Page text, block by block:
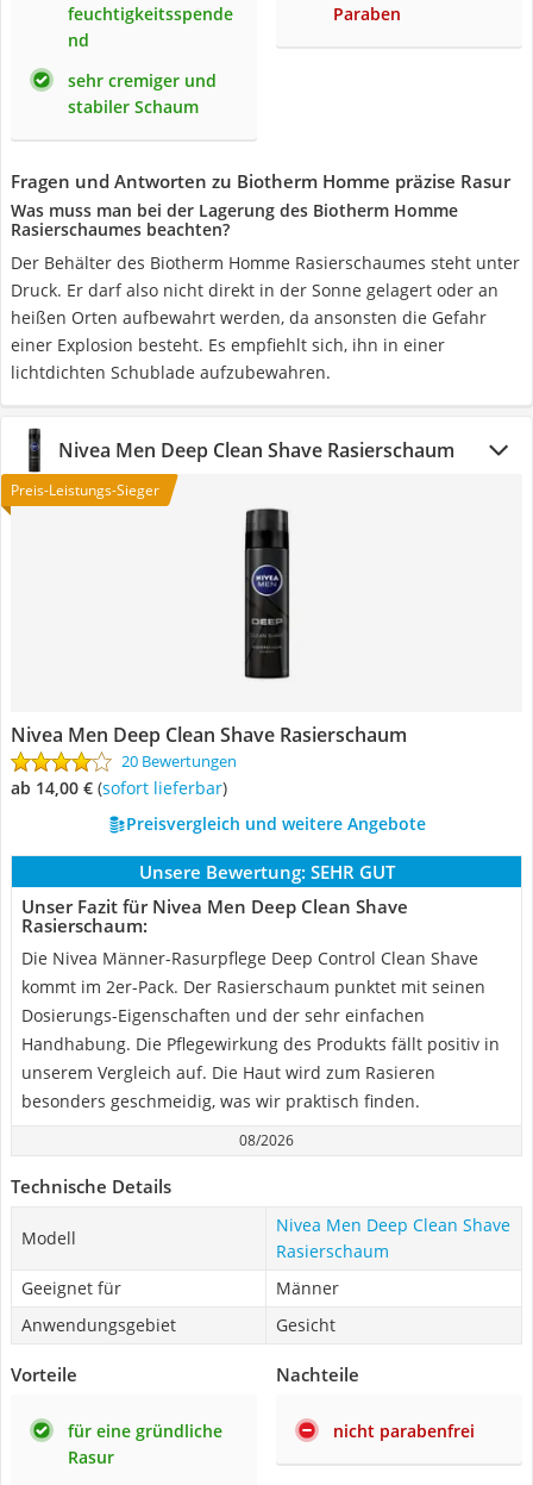
feuchtigkeitsspende
nd
sehr cremiger und
stabiler Schaum
Paraben
Fragen und Antworten zu Biotherm Homme präzise Rasur
Was muss man bei der Lagerung des Biotherm Homme
Rasierschaumes beachten?
Der Behälter des Biotherm Homme Rasierschaumes steht unter
Druck. Er darf also nicht direkt in der Sonne gelagert oder an
heißen Orten aufbewahrt werden, da ansonsten die Gefahr
einer Explosion besteht. Es empfiehlt sich, ihn in einer
lichtdichten Schublade aufzubewahren.
Nivea Men Deep Clean Shave Rasierschaum
Preis-Leistungs-Sieger
Nivea Men Deep Clean Shave Rasierschaum
20 Bewertungen
ab 14,00 € ( Sofort lieferbar)
Preisvergleich und weitere Angebote
Unsere Bewertung: SEHR GUT
Unser Fazit für Nivea Men Deep Clean Shave
Rasierschaum:
Die Nivea Männer-Rasurpflege Deep Control Clean Shave
kommt im 2er-Pack. Der Rasierschaum punktet mit seinen
Dosierungs-Eigenschaften und der sehr einfachen
Handhabung. Die Pflegewirkung des Produkts fällt positiv in
unserem Vergleich auf. Die Haut wird zum Rasieren
besonders geschmeidig, was wir praktisch finden.
08/2026
Technische Details
Modell
Nivea Men Deep Clean Shave
Rasierschaum
Geeignet für
Männer
Anwendungsgebiet
Gesicht
Vorteile
für eine gründliche
Rasur
Nachteile
nicht parabenfrei